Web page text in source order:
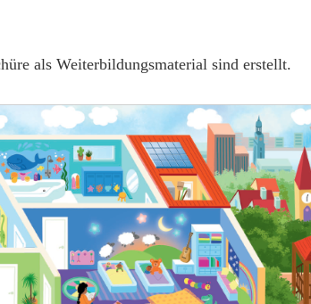
als Weiterbildungsmaterial sind erstellt.